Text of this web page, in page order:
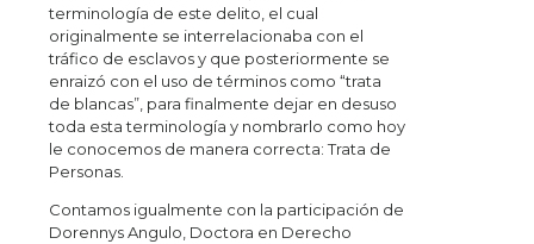
terminología de este delito, el cual
originalmente se interrelacionaba con el
tráfico de esclavos y que posteriormente se
enraizó con el uso de términos como “trata
de blancas”, para finalmente dejar en desuso
toda esta terminología y nombrarlo como hoy
le conocemos de manera correcta: Trata de
Personas.
Contamos igualmente con la participación de
Dorennys Angulo, Doctora en Derecho